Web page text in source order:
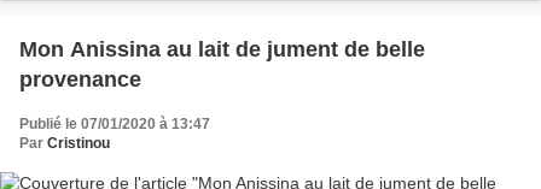
Mon Anissina au lait de jument de belle
provenance
Publié le 07/01/2020 à 13:47
Par Cristinou